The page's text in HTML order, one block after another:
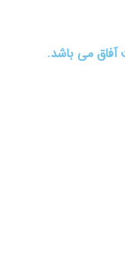
می باشد.